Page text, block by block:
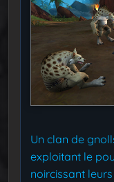
Un clan de
exploitant le
noircissant